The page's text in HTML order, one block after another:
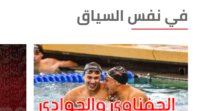
في نفس السياق